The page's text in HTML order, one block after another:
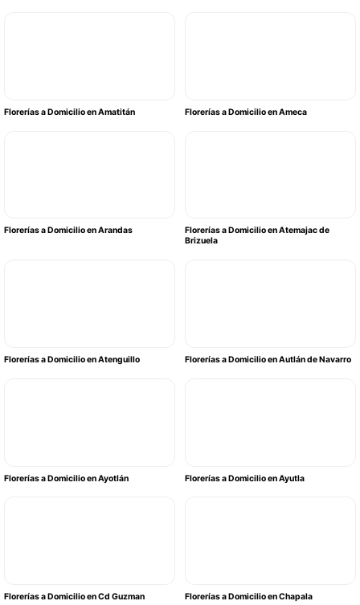
Florerías a Domicilio en Amatitán Florerías a Domicilio en Ameca
Florerías a Domicilio en Arandas
Florerías a Domicilio en Atemajac de
Brizuela
Florerías a Domicilio en Atenguillo Florerías a Domicilio en Autlán de Navarro
Florerías a Domicilio en Ayotlán Florerías a Domicilio en Ayutla
Florerías a Domicilio en Cd Guzman Florerías a Domicilio en Chapala